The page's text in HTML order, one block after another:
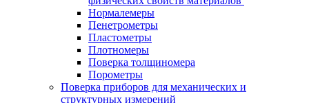
Нормалемеры
Пенетрометры
Пластометры
Плотномеры
Поверка толщиномера
Порометры
Поверка приборов для механических и
структурных измерений